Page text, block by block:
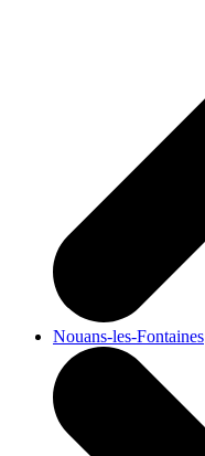
Nouans-les-Fontaines